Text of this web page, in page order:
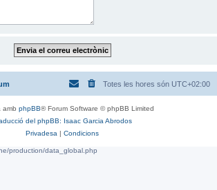
Totes les hores són UTC+02:00
amb phpBB® Forum Software © phpBB Limited
del phpBB: Isaac Garcia Abrodos
Privadesa | Condicions
production/data_global.php